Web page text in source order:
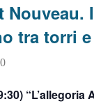
tra torri
“L’allegoria